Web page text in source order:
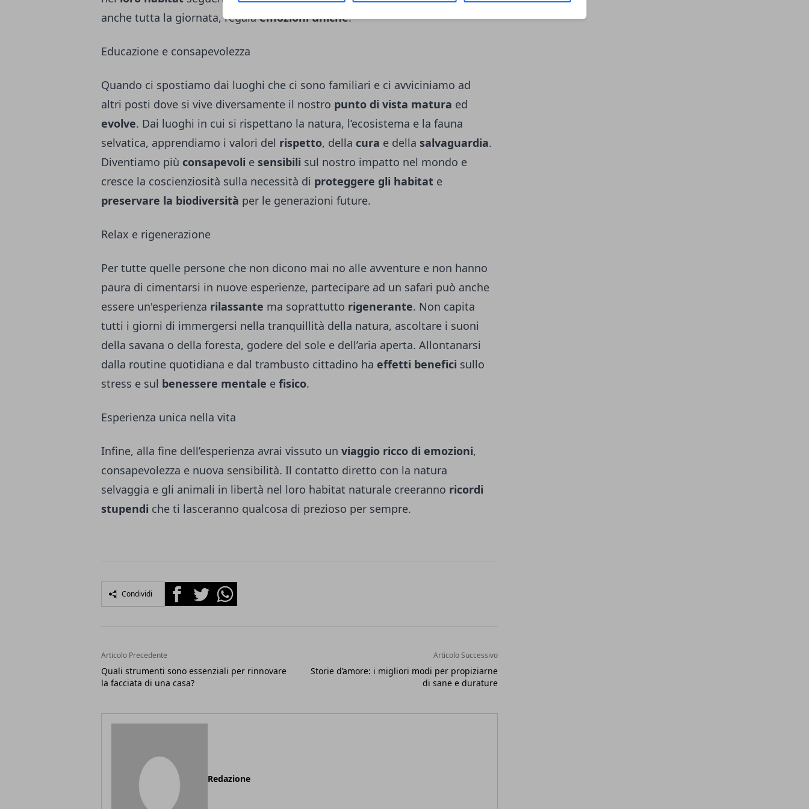
anche tutta la giornata, regalaemozioni uniche.
Educazione e consapevolezza
Quando ci spostiamo dai luoghi che ci sono familiari e ci avviciniamo ad
altri posti dove si vive diversamente il nostro punto di vista matura ed
evolve. Dai luoghi in cui si rispettano la natura, l’ecosistema e la fauna
selvatica, apprendiamo i valori del rispetto, della cura e della salvaguardia.
Diventiamo più consapevoli e sensibili sul nostro impatto nel mondo e
cresce la coscienziosità sulla necessità di proteggere gli habitat e
preservare la biodiversità per le generazioni future.
Relax e rigenerazione
Per tutte quelle persone che non dicono mai no alle avventure e non hanno
paura di cimentarsi in nuove esperienze, partecipare ad un safari può anche
essere un'esperienza rilassante ma soprattutto rigenerante. Non capita
tutti i giorni di immergersi nella tranquillità della natura, ascoltare i suoni
della savana o della foresta, godere del sole e dell’aria aperta. Allontanarsi
dalla routine quotidiana e dal trambusto cittadino ha effetti benefici sullo
stress e sul benessere mentale e fisico.
Esperienza unica nella vita
Infine, alla fine dell’esperienza avrai vissuto un viaggio ricco di emozioni,
consapevolezza e nuova sensibilità. Il contatto diretto con la natura
selvaggia e gli animali in libertà nel loro habitat naturale creeranno ricordi
stupendi che ti lasceranno qualcosa di prezioso per sempre.
Condividi FacebookTwitterWhatsapp
Articolo Precedente
Quali strumenti sono essenziali per rinnovare
la facciata di una casa?
Articolo Successivo
Storie d’amore: i migliori modi per propiziarne
di sane e durature
Redazione